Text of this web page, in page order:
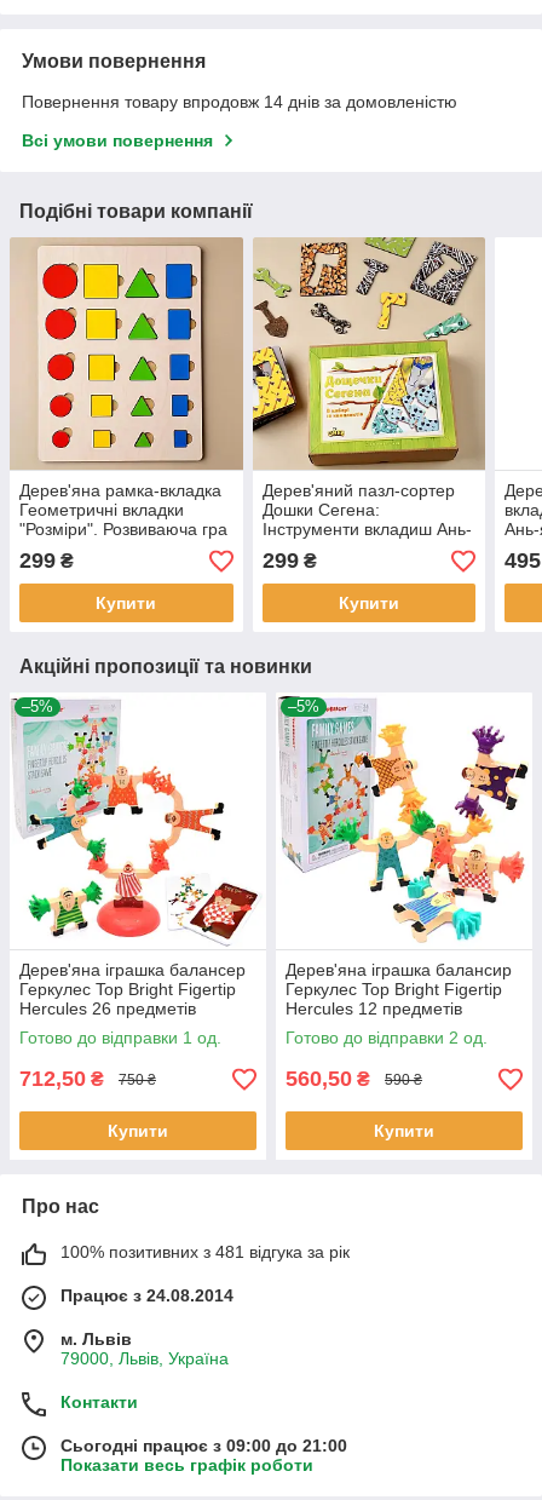
Умови повернення
Повернення товару впродовж 14 днів за домовленістю
Всі умови повернення
Подібні товари компанії
Дерев'яна рамка-вкладка
Геометричні вкладки
"Розміри". Розвиваюча гра
для дітей, Ань-янь
(ПСД210)
299 ₴
Купити
Дерев'яний пазл-сортер
Дошки Сегена:
Інструменти вкладиш Ань-
янь 18 дощечок 10*7,5 см
(ПСФ098)
299₴
Купити
495
Акційні пропозиції та новинки
–5%
Дерев'яна іграшка балансер
Геркулес Top Bright Figertip
Hercules 26 предметів
28*26*5 см (120522)
Готово до відправки 1 од.
712,50 ₴ 750 ₴
Купити
–5%
Дерев'яна іграшка балансир
Геркулес Top Bright Figertip
Hercules 12 предметів
25*13*7 см (120521)
Готово до відправки 2 од.
560,50 ₴ 590 ₴
Купити
Про нас
100% позитивних з 481 відгука за рік
Працює з 24.08.2014
м. Львів
79000, Львів, Україна
Контакти
Сьогодні працює з 09:00 до 21:00
Показати весь графік роботи